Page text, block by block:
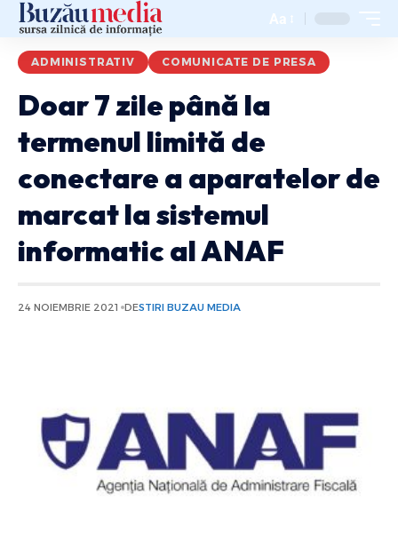
Aa
ADMINISTRATIV COMUNICATE DE PRESA
Doar 7 zile până la
termenul limită de
conectare a aparatelor de
marcat la sistemul
informatic al ANAF
24 NOIEMBRIE 2021 DESTIRI BUZAU MEDIA